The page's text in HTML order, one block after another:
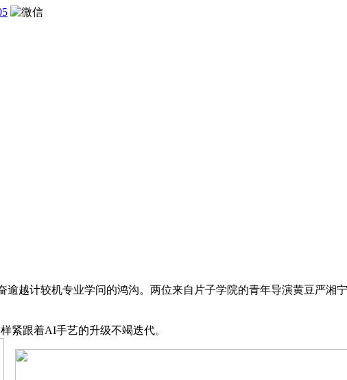
越计较机专业学问的鸿沟。两位来自片子学院的青年导演黄豆严湘
紧跟着AI手艺的升级不竭迭代。